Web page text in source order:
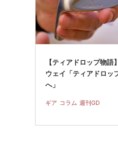
【ティアドロップ物
ウェイ「ティアドロッ
へ」
ギア コラム 週刊GD